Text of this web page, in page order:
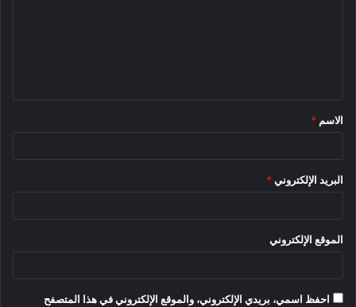
*
الاسم *
البريد الإلكتروني *
الموقع الإلكتروني
احفظ اسمي، بريدي الإلكتروني، والموقع الإلكتروني في هذا المتصفح